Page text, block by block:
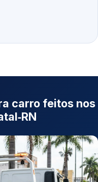
carro feitos nos